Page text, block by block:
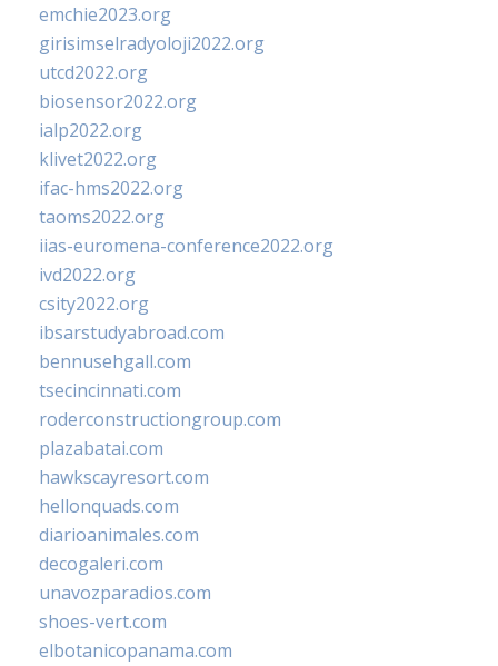
emchie2023.org
girisimselradyoloji2022.org
utcd2022.org
biosensor2022.org
ialp2022.org
klivet2022.org
ifac-hms2022.org
taoms2022.org
iias-euromena-conference2022.org
ivd2022.org
csity2022.org
ibsarstudyabroad.com
bennusehgall.com
tsecincinnati.com
roderconstructiongroup.com
plazabatai.com
hawkscayresort.com
hellonquads.com
diarioanimales.com
decogaleri.com
unavozparadios.com
shoes-vert.com
elbotanicopanama.com